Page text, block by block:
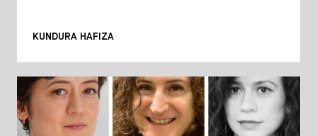
KUNDURA HAFIZA